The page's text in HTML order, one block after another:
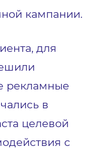
кампании.
для
рекламные
в
целевой
с